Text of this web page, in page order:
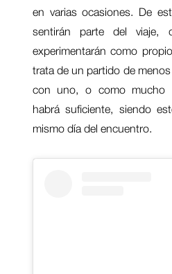
en varias ocasiones. De
sentirán parte del viaje,
experimentarán como
trata de un partido de
con uno, o como mucho
habrá suficiente, siendo
mismo día del encuentro.